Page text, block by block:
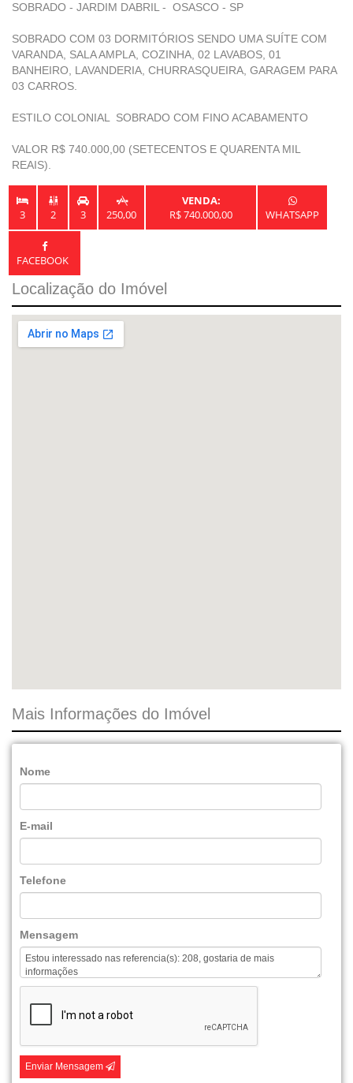
SOBRADO - JARDIM DABRIL -  OSASCO - SP
SOBRADO COM 03 DORMITÓRIOS SENDO UMA SUÍTE COM
VARANDA, SALA AMPLA, COZINHA, 02 LAVABOS, 01
BANHEIRO, LAVANDERIA, CHURRASQUEIRA, GARAGEM PARA
03 CARROS.
ESTILO COLONIAL  SOBRADO COM FINO ACABAMENTO
VALOR R$ 740.000,00 (SETECENTOS E QUARENTA MIL
REAIS).
3

2 3

250,00
VENDA:
R$ 740.000,00
WHATSAPP
FACEBOOK
Localização do Imóvel
Mais Informações do Imóvel
Nome
E-mail
Telefone
Mensagem
Enviar Mensagem